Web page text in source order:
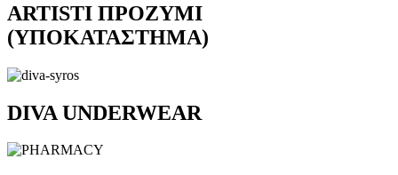
ARTISTI ΠΡΟΖΥΜΙ
(ΥΠΟΚΑΤΑΣΤΗΜΑ)
DIVA UNDERWEAR